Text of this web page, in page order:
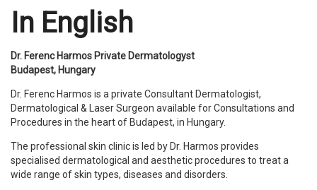
In English
Dr. Ferenc Harmos Private Dermatologyst
Budapest, Hungary
Dr. Ferenc Harmos is a private Consultant Dermatologist,
Dermatological & Laser Surgeon available for Consultations and
Procedures in the heart of Budapest, in Hungary.
The professional skin clinic is led by Dr. Harmos provides
specialised dermatological and aesthetic procedures to treat a
wide range of skin types, diseases and disorders.